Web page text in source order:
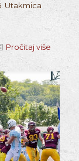
Utakmica
Pročitaj više